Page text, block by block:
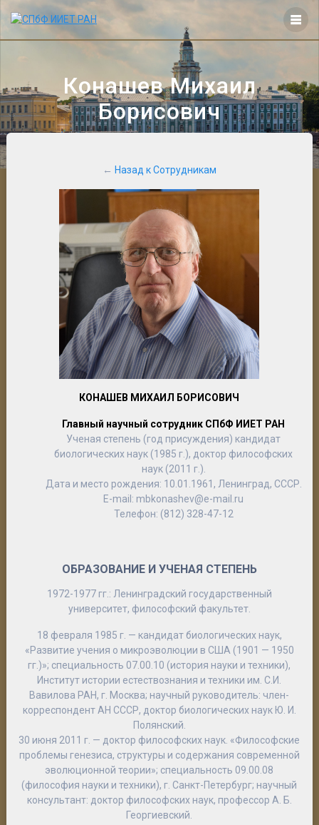
контенту
Конашев Михаил
Борисович
← Назад к Сотрудникам
КОНАШЕВ МИХАИЛ БОРИСОВИЧ
Главный научный сотрудник СПбФ ИИЕТ РАН
Ученая степень (год присуждения) кандидат
биологических наук (1985 г.), доктор философских
наук (2011 г.).
Дата и место рождения: 10.01.1961, Ленинград, СССР.
E-mail: mbkonashev@e-mail.ru
Телефон: (812) 328-47-12
ОБРАЗОВАНИЕ И УЧЕНАЯ СТЕПЕНЬ
1972-1977 гг.: Ленинградский государственный
университет, философский факультет.
18 февраля 1985 г. — кандидат биологических наук,
«Развитие учения о микроэволюции в США (1901 — 1950
гг.)»; специальность 07.00.10 (история науки и техники),
Институт истории естествознания и техники им. С.И.
Вавилова РАН, г. Москва; научный руководитель: член-
корреспондент АН СССР, доктор биологических наук Ю. И.
Полянский.
30 июня 2011 г. — доктор философских наук. «Философские
проблемы генезиса, структуры и содержания современной
эволюционной теории»; специальность 09.00.08
(философия науки и техники), г. Санкт-Петербург; научный
консультант: доктор философских наук, профессор А. Б.
Георгиевский.